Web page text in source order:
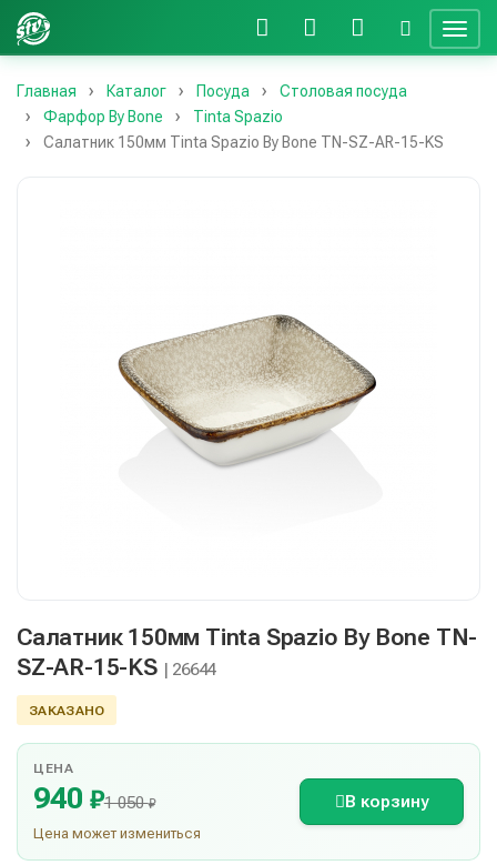
Главная Каталог Посуда
Столовая посуда
Фарфор By Bone
Tinta Spazio
Салатник 150мм Tinta Spazio By Bone TN-SZ-AR-15-KS
Салатник 150мм Tinta Spazio By Bone TN-
SZ-AR-15-KS | 26644
ЗАКАЗАНО
ЦЕНА
940 ₽1 050₽
Цена может измениться
В корзину